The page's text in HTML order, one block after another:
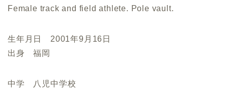
Female track and field athlete. Pole vault.
生年月日 2001年9月16日
出身 福岡
中学 八児中学校